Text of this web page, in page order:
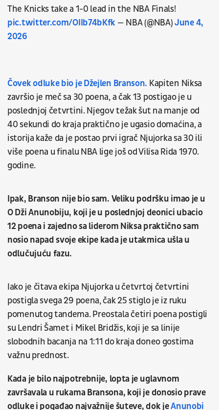
The Knicks take a 1-0 lead in the NBA Finals!
pic.twitter.com/OIIb74bKfk — NBA (@NBA)June 4,
2026
Čovek odluke bio je Džejlen Branson. Kapiten Niksa
završio je meč sa 30 poena, a čak 13 postigao je u
poslednjoj četvrtini. Njegov težak šut na manje od
40 sekundi do kraja praktično je ugasio domaćina, a
istorija kaže da je postao prvi igrač Njujorka sa 30 ili
više poena u finalu NBA lige još od Vilisa Rida 1970.
godine.
Ipak, Branson nije bio sam. Veliku podršku imao je u
O Dži Anunobiju, koji je u poslednjoj deonici ubacio
12 poena i zajedno sa liderom Niksa praktično sam
nosio napad svoje ekipe kada je utakmica ušla u
odlučujuću fazu.
Iako je čitava ekipa Njujorka u četvrtoj četvrtini
postigla svega 29 poena, čak 25 stiglo je iz ruku
pomenutog tandema. Preostala četiri poena postigli
su Lendri Šamet i Mikel Bridžis, koji je sa linije
slobodnih bacanja na 1:11 do kraja doneo gostima
važnu prednost.
Kada je bilo najpotrebnije, lopta je uglavnom
završavala u rukama Bransona, koji je donosio prave
odluke i pogađao najvažnije šuteve, dok jeAnunobi